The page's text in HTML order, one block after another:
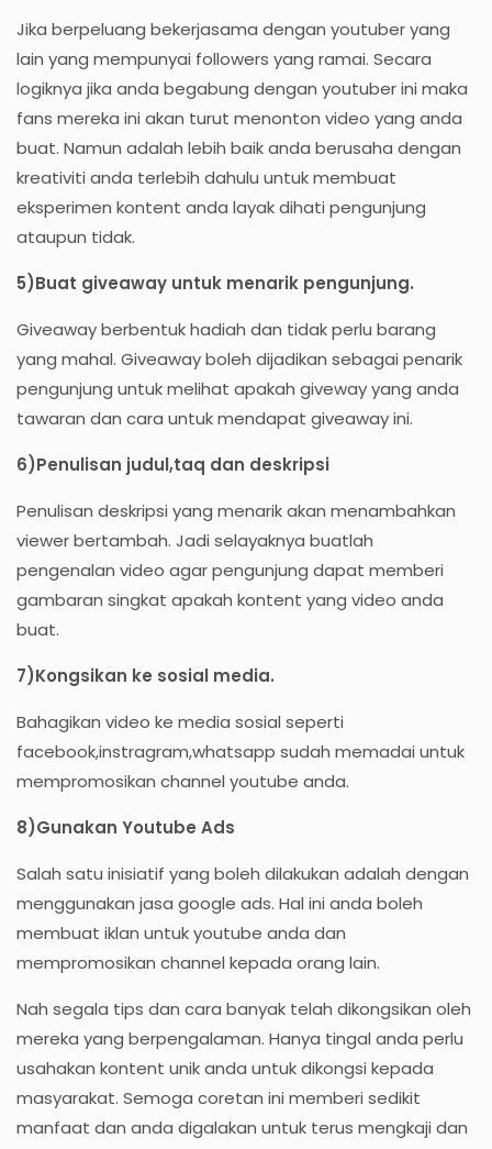
Jika berpeluang bekerjasama dengan youtuber yang
lain yang mempunyai followers yang ramai. Secara
logiknya jika anda begabung dengan youtuber ini maka
fans mereka ini akan turut menonton video yang anda
buat. Namun adalah lebih baik anda berusaha dengan
kreativiti anda terlebih dahulu untuk membuat
eksperimen kontent anda layak dihati pengunjung
ataupun tidak.
5)Buat giveaway untuk menarik pengunjung.
Giveaway berbentuk hadiah dan tidak perlu barang
yang mahal. Giveaway boleh dijadikan sebagai penarik
pengunjung untuk melihat apakah giveway yang anda
tawaran dan cara untuk mendapat giveaway ini.
6)Penulisan judul,taq dan deskripsi
Penulisan deskripsi yang menarik akan menambahkan
viewer bertambah. Jadi selayaknya buatlah
pengenalan video agar pengunjung dapat memberi
gambaran singkat apakah kontent yang video anda
buat.
7)Kongsikan ke sosial media.
Bahagikan video ke media sosial seperti
facebook,instragram,whatsapp sudah memadai untuk
mempromosikan channel youtube anda.
8)Gunakan Youtube Ads
Salah satu inisiatif yang boleh dilakukan adalah dengan
menggunakan jasa google ads. Hal ini anda boleh
membuat iklan untuk youtube anda dan
mempromosikan channel kepada orang lain.
Nah segala tips dan cara banyak telah dikongsikan oleh
mereka yang berpengalaman. Hanya tingal anda perlu
usahakan kontent unik anda untuk dikongsi kepada
masyarakat. Semoga coretan ini memberi sedikit
manfaat dan anda digalakan untuk terus mengkaji dan